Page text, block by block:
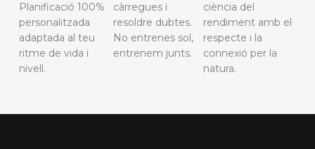
Planificació 100%
personalitzada
adaptada al teu
ritme de vida i
nivell.
càrregues i
resoldre dubtes.
No entrenes sol,
entrenem junts.
ciència del
rendiment amb el
respecte i la
connexió per la
natura.